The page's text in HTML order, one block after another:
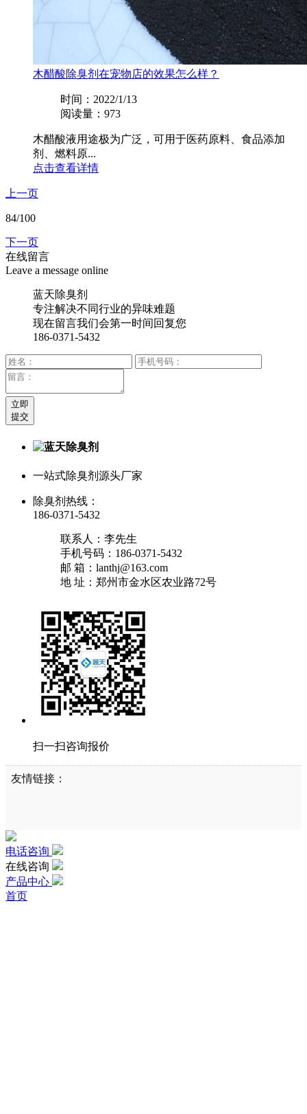
木醋酸除臭剂在宠物店的效果怎么样？
时间：2022/1/13
阅读量：973
木醋酸液用途极为广泛，可用于医药原料、食品添加
剂、燃料原...
点击查看详情
上一页
84/100
下一页
在线留言
Leave a message online
蓝天除臭剂
专注解决不同行业的异味难题
现在留言我们会第一时间回复您
186-0371-5432
立即
提交
一站式除臭剂源头厂家
除臭剂热线：
186-0371-5432
联系人：李先生
手机号码：186-0371-5432
邮 箱：lanthj@163.com
地 址：郑州市金水区农业路72号
扫一扫咨询报价
友情链接：
电话咨询
在线咨询
产品中心
首页